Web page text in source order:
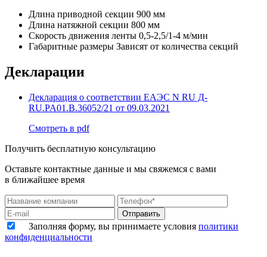
Длина приводной секции 900 мм
Длина натяжной секции 800 мм
Скорость движения ленты 0,5-2,5/1-4 м/мин
Габаритные размеры Зависят от количества секций
Декларации
Декларация о соответствии EAЭС N RU Д-
RU.PA01.B.36052/21 от 09.03.2021
Смотреть в pdf
Получить бесплатную консультацию
Оставьте контактные данные и мы свяжемся с вами
в ближайшее время
Отправить
Заполняя форму, вы принимаете условия политики
конфиденциальности